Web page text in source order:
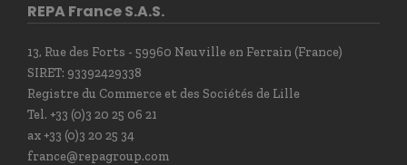
REPA France S.A.S.
13, Rue des Forts - 59960 Neuville en Ferrain (France)
SIRET: 93392429338
Registre du Commerce et des Sociétés de Lille
Tel. +33 (0)3 20 25 06 21
ax +33 (0)3 20 25 34
france@repagroup.com